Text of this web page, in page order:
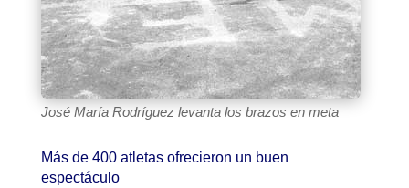
José María Rodríguez levanta los brazos en meta
Más de 400 atletas ofrecieron un buen
espectáculo